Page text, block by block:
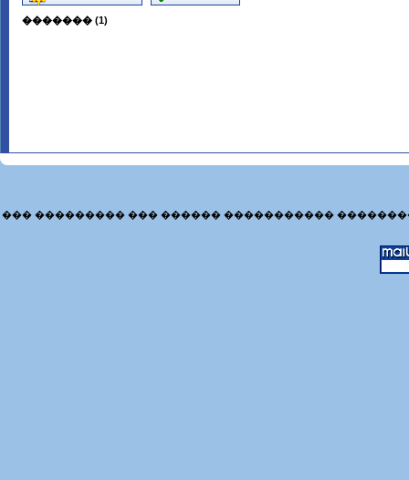
������� (1)
��� ��������� ��� ������ �����������